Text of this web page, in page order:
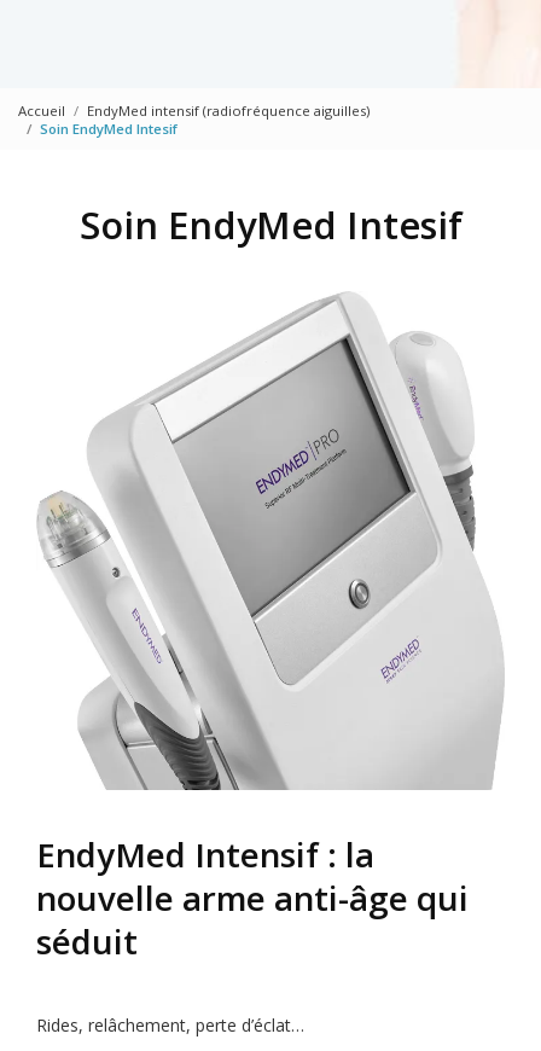
Accueil
EndyMed intensif (radiofréquence aiguilles)
Soin EndyMed Intesif
Soin EndyMed Intesif
EndyMed Intensif : la
nouvelle arme anti-âge qui
séduit
Rides, relâchement, perte d’éclat…